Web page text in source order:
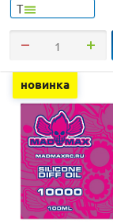
Т
новинка